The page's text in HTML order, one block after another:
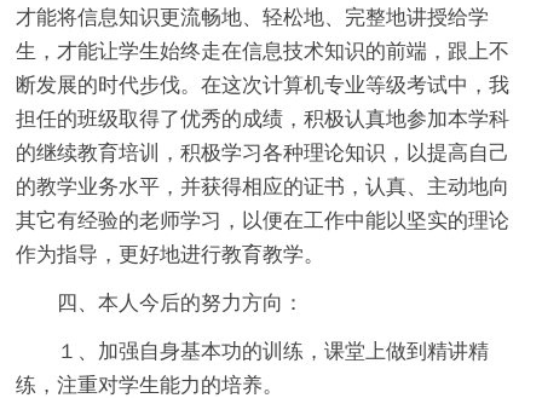
才能将信息知识更流畅地、轻松地、完整地讲授给学
生，才能让学生始终走在信息技术知识的前端，跟上不
断发展的时代步伐。在这次计算机专业等级考试中，我
担任的班级取得了优秀的成绩，积极认真地参加本学科
的继续教育培训，积极学习各种理论知识，以提高自己
的教学业务水平，并获得相应的证书，认真、主动地向
其它有经验的老师学习，以便在工作中能以坚实的理论
作为指导，更好地进行教育教学。
四、本人今后的努力方向：
１、加强自身基本功的训练，课堂上做到精讲精
练，注重对学生能力的培养。